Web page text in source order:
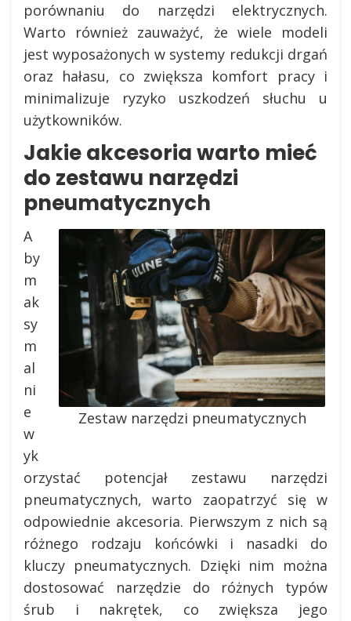
porównaniu do narzędzi elektrycznych.
Warto również zauważyć, że wiele modeli
jest wyposażonych w systemy redukcji drgań
oraz hałasu, co zwiększa komfort pracy i
minimalizuje ryzyko uszkodzeń słuchu u
użytkowników.
Jakie akcesoria warto mieć
do zestawu narzędzi
pneumatycznych
Zestaw narzędzi pneumatycznych
A
by
m
ak
sy
m
al
ni
e
w
yk
orzystać potencjał zestawu narzędzi
pneumatycznych, warto zaopatrzyć się w
odpowiednie akcesoria. Pierwszym z nich są
różnego rodzaju końcówki i nasadki do
kluczy pneumatycznych. Dzięki nim można
dostosować narzędzie do różnych typów
śrub i nakrętek, co zwiększa jego